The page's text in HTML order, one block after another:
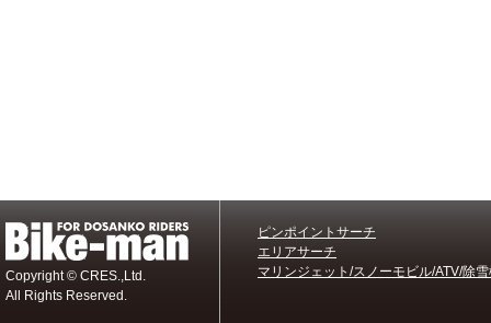
Copyright © CRES.,Ltd.
All Rights Reserved.
ピンポイントサーチ
エリアサーチ
マリンジェット/スノーモビル/ATV/除